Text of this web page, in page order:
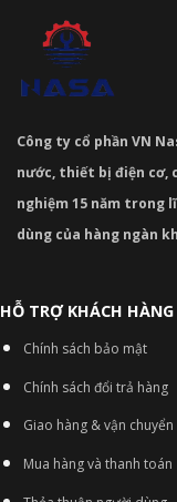
Công ty cổ phần VN
nước, thiết bị điện cơ,
nghiệm 15 năm trong
dùng của hàng ngàn
HỖ TRỢ KHÁCH HÀNG
Chính sách bảo mật
Chính sách đổi trả hàng
Giao hàng & vận chuyển
Mua hàng và thanh toán